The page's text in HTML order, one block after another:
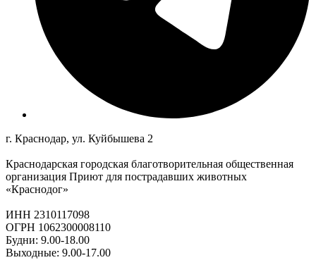
г. Краснодар, ул. Куйбышева 2
Краснодарская городская благотворительная общественная
организация Приют для пострадавших животных
«Краснодог»
ИНН 2310117098
ОГРН 1062300008110
Будни: 9.00-18.00
Выходные: 9.00-17.00